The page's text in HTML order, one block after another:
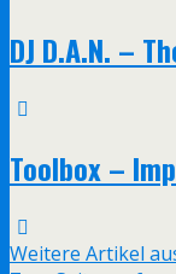
DJ D.A.N. –
Toolbox –
Weitere Artikel